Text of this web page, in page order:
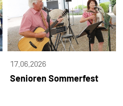
17.06.2026
Senioren Sommerfest